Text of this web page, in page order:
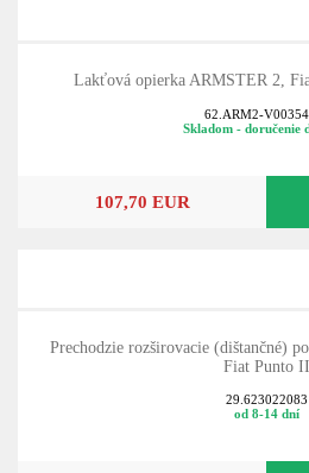
Lakťová opierka ARMSTER 2,
62.ARM2-
Skladom - doručenie
107,70 EUR
Prechodzie rozširovacie (dištančné)
Fiat Punto II
29.623022083
od 8-14 dní